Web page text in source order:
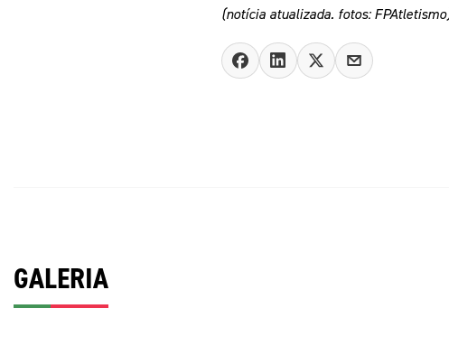
(notícia atualizada. fotos:
GALERIA